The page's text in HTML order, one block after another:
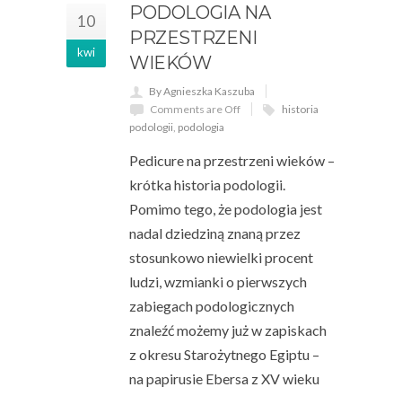
10
kwi
PODOLOGIA NA
PRZESTRZENI
WIEKÓW
By Agnieszka Kaszuba
Comments are Off
historia
podologii podologia
Pedicure na przestrzeni wieków –
krótka historia podologii.
Pomimo tego, że podologia jest
nadal dziedziną znaną przez
stosunkowo niewielki procent
ludzi, wzmianki o pierwszych
zabiegach podologicznych
znaleźć możemy już w zapiskach
z okresu Starożytnego Egiptu –
na papirusie Ebersa z XV wieku